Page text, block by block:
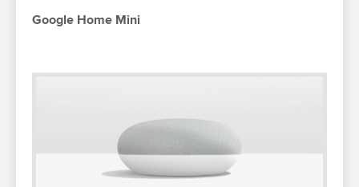
Google Home Mini